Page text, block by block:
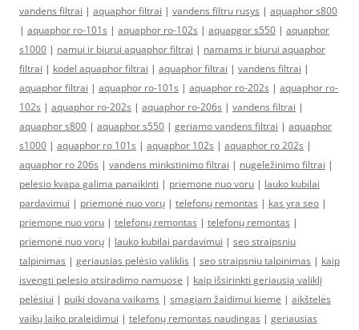
vandens filtrai | aquaphor filtrai | vandens filtru rusys | aquaphor s800
| aquaphor ro-101s | aquaphor ro-102s | aquapgor s550 | aquaphor
s1000 | namui ir biurui aquaphor filtrai | namams ir biurui aquaphor
filtrai | kodel aquaphor filtrai | aquaphor filtrai | vandens filtrai |
aquaphor filtrai | aquaphor ro-101s | aquaphor ro-202s | aquaphor ro-
102s | aquaphor ro-202s | aquaphor ro-206s | vandens filtrai |
aquaphor s800 | aquaphor s550 | geriamo vandens filtrai | aquaphor
s1000 | aquaphor ro 101s | aquaphor 102s | aquaphor ro 202s |
aquaphor ro 206s | vandens minkstinimo filtrai | nugeležinimo filtrai |
pelesio kvapa galima panaikinti | priemone nuo voru | lauko kubilai
pardavimui | priemonė nuo vorų | telefonų remontas | kas yra seo |
priemone nuo voru | telefonų remontas | telefonų remontas |
priemonė nuo vorų | lauko kubilai pardavimui | seo straipsniu
talpinimas | geriausias pelėsio valiklis | seo straipsniu talpinimas | kaip
isvengti pelesio atsiradimo namuose | kaip išsirinkti geriausią valiklį
pelėsiui | puiki dovana vaikams | smagiam žaidimui kieme | aikštelės
vaikų laiko praleidimui | telefonų remontas naudingas | geriausias